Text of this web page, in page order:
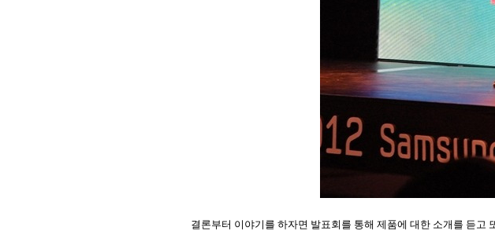
결론부터 이야기를 하자면 발표회를 통해 제품에 대한 소개를 듣고